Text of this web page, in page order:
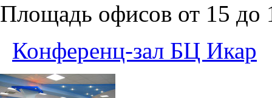
Площадь офисов от 15 до
Конференц-зал БЦ Икар